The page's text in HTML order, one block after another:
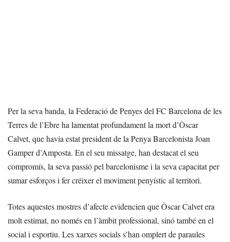
Per la seva banda, la Federació de Penyes del FC Barcelona de les
Terres de l’Ebre ha lamentat profundament la mort d’Òscar
Calvet, que havia estat president de la Penya Barcelonista Joan
Gamper d’Amposta. En el seu missatge, han destacat el seu
compromís, la seva passió pel barcelonisme i la seva capacitat per
sumar esforços i fer créixer el moviment penyístic al territori.
Totes aquestes mostres d’afecte evidencien que Òscar Calvet era
molt estimat, no només en l’àmbit professional, sinó també en el
social i esportiu. Les xarxes socials s’han omplert de paraules